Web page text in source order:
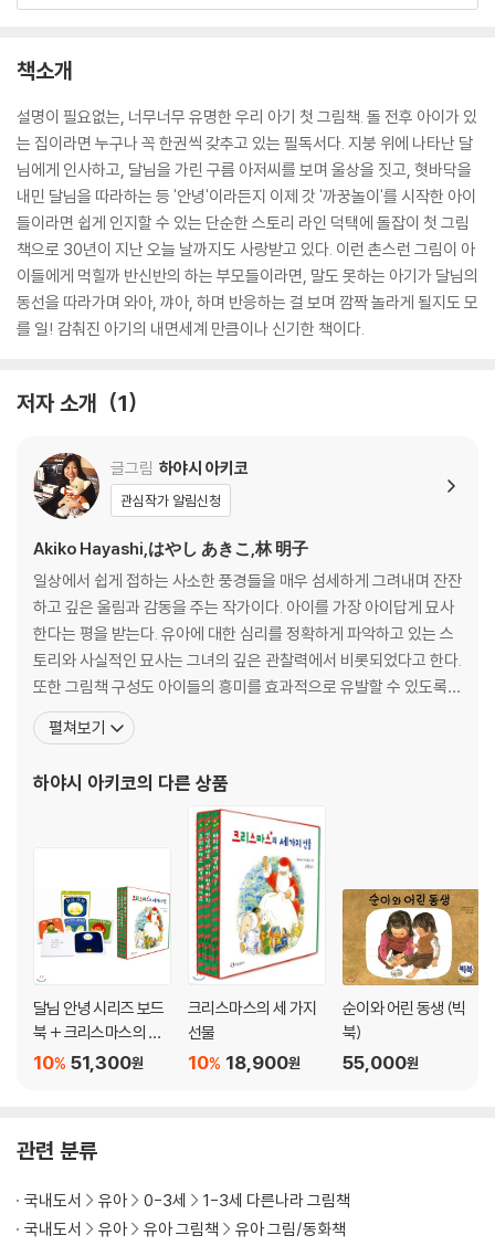
책소개
설명이 필요없는, 너무너무 유명한 우리 아기 첫 그림책. 돌 전후 아이가 있
는 집이라면 누구나 꼭 한권씩 갖추고 있는 필독서다. 지붕 위에 나타난 달
님에게 인사하고, 달님을 가린 구름 아저씨를 보며 울상을 짓고, 혓바닥을
내민 달님을 따라하는 등 '안녕'이라든지 이제 갓 '까꿍놀이'를 시작한 아이
들이라면 쉽게 인지할 수 있는 단순한 스토리 라인 덕택에 돌잡이 첫 그림
책으로 30년이 지난 오늘 날까지도 사랑받고 있다. 이런 촌스런 그림이 아
이들에게 먹힐까 반신반의 하는 부모들이라면, 말도 못하는 아기가 달님의
동선을 따라가며 와아, 꺄아, 하며 반응하는 걸 보며 깜짝 놀라게 될지도 모
를 일! 감춰진 아기의 내면세계 만큼이나 신기한 책이다.
저자 소개 1
글그림 하야시 아키코
관심작가 알림신청
Akiko Hayashi,はやし あきこ,林 明子
일상에서 쉽게 접하는 사소한 풍경들을 매우 섬세하게 그려내며 잔잔
하고 깊은 울림과 감동을 주는 작가이다. 아이를 가장 아이답게 묘사
한다는 평을 받는다. 유아에 대한 심리를 정확하게 파악하고 있는 스
토리와 사실적인 묘사는 그녀의 깊은 관찰력에서 비롯되었다고 한다.
또한 그림책 구성도 아이들의 흥미를 효과적으로 유발할 수 있도록
적재적소에 알맞은 이야기와 요소를 잘 맞춰 구성하고 잇다. 그녀는
어린 아이들이 이야기를 따라가지 못할 거라는 유아 도서 세계의 편
하다. 그림 보는 것을 어릴 때부터 무척 좋아했던 하야시
펼쳐보기
하야시 아키코의 다른 상품
달님 안녕 시리즈 보드
북 + 크리스마스의 세
가지 선물 세트
51,300원
10%
크리스마스의 세 가지
선물
18,900원
10%
순이와 어린 동생 (빅
북)
55,000원
관련 분류
국내도서 유아 0-3세
1-3세 다른나라 그림책
국내도서
유아 유아 그림책
유아 그림/동화책